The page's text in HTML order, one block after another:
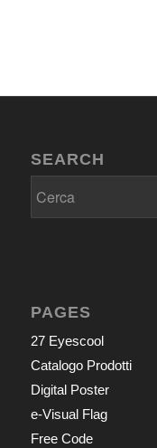
SEARCH
PAGES
27 Eyescool
Catalogo Prodotti
Digital Poster
e-Visual Flag
Free Code